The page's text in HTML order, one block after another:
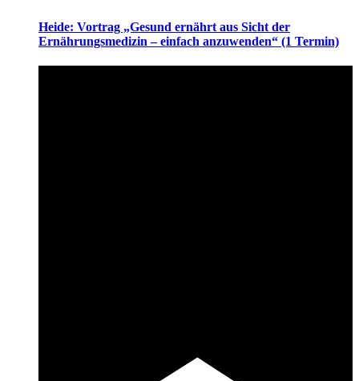
Heide: Vortrag „Gesund ernährt aus Sicht der
Ernährungsmedizin – einfach anzuwenden“ (1 Termin)